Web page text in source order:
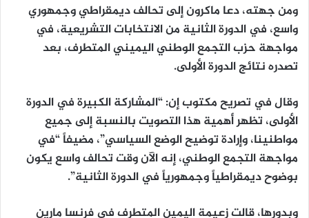
ومن جهته، دعا ماكرون إلى تحالف ديمقراطي وجمهوري
واسع، في الدورة الثانية من الانتخابات التشريعية، في
مواجهة حزب التجمع الوطني اليميني المتطرف، بعد
تصدره نتائج الدورة الأولى.
وقال في تصريح مكتوب إن: “المشاركة الكبيرة في الدورة
الأولى، تظهر أهمية هذا التصويت بالنسبة إلى جميع
مواطنينا، وإرادة توضيح الوضع السياسي”، مضيفاً “في
مواجهة التجمع الوطني، إنه الآن وقت تحالف واسع يكون
بوضوح ديمقراطياً وجمهورياً في الدورة الثانية”.
وبدورها، قالت زعيمة اليمين المتطرف في فرنسا مارين